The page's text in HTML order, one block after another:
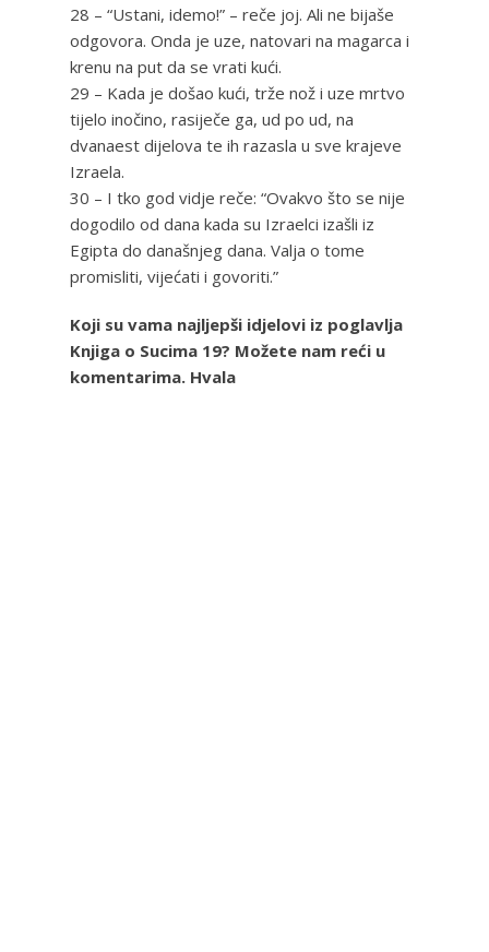
28 – “Ustani, idemo!” – reče joj. Ali ne bijaše
odgovora. Onda je uze, natovari na magarca i
krenu na put da se vrati kući.
29 – Kada je došao kući, trže nož i uze mrtvo
tijelo inočino, rasiječe ga, ud po ud, na
dvanaest dijelova te ih razasla u sve krajeve
Izraela.
30 – I tko god vidje reče: “Ovakvo što se nije
dogodilo od dana kada su Izraelci izašli iz
Egipta do današnjeg dana. Valja o tome
promisliti, vijećati i govoriti.”
Koji su vama najljepši idjelovi iz poglavlja
Knjiga o Sucima 19? Možete nam reći u
komentarima. Hvala